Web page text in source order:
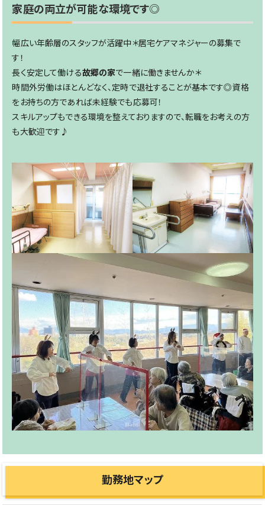
家庭の両立が可能な環境です◎
幅広い年齢層のスタッフが活躍中＊居宅ケアマネジャーの募集で
す！
長く安定して働ける故郷の家で一緒に働きませんか＊
時間外労働はほとんどなく、定時で退社することが基本です◎資格
をお持ちの方であれば未経験でも応募可！
スキルアップもできる環境を整えておりますので、転職をお考えの方
も大歓迎です♪
勤務地マップ